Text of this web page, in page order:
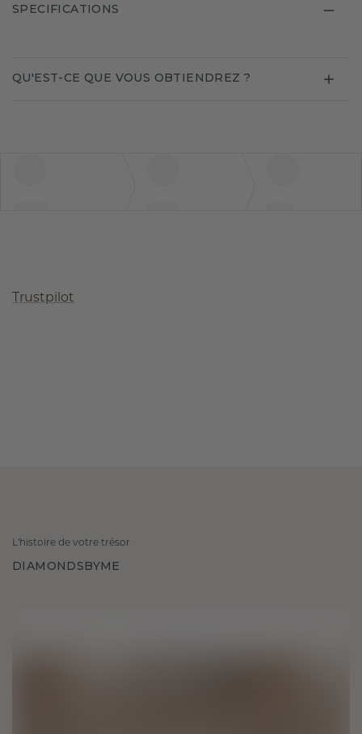
SPECIFICATIONS
QU'EST-CE QUE VOUS OBTIENDREZ ?
Trustpilot
L'histoire de votre trésor
DIAMONDSBYME